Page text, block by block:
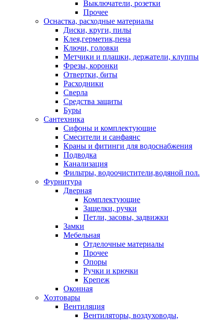
Выключатели, розетки
Прочее
Оснастка, расходные материалы
Диски, круги, пилы
Клея,герметик,пена
Ключи, головки
Метчики и плашки, держатели, клуппы
Фрезы, коронки
Отвертки, биты
Расходники
Сверла
Средства защиты
Буры
Сантехника
Сифоны и комплектующие
Смесители и санфаянс
Краны и фитинги для водоснабжения
Подводка
Канализация
Фильтры, водоочистители,водяной пол.
Фурнитура
Дверная
Комплектующие
Защелки, ручки
Петли, засовы, задвижки
Замки
Мебельная
Отделочные материалы
Прочее
Опоры
Ручки и крючки
Крепеж
Оконная
Хозтовары
Вентиляция
Вентиляторы, воздуховоды,